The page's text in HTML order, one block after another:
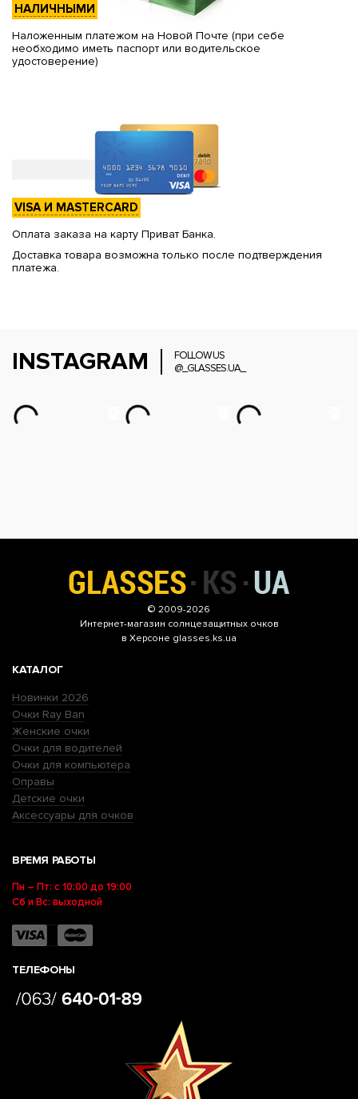
НАЛИЧНЫМИ
Наложенным платежом на Новой Почте (при себе
необходимо иметь паспорт или водительское
удостоверение)
VISA И MASTERCARD
Оплата заказа на карту Приват Банка.
Доставка товара возможна только после подтверждения
платежа.
INSTAGRAM
FOLLOW US
@_GLASSES.UA_
© 2009-2026
Интернет-магазин солнцезащитных очков
в Херсоне glasses.ks.ua
КАТАЛОГ
Новинки 2026
Очки Ray Ban
Женские очки
Очки для водителей
Очки для компьютера
Оправы
Детские очки
Аксессуары для очков
ВРЕМЯ РАБОТЫ
Пн – Пт: с 10:00 до 19:00
Сб и Вс: выходной
ТЕЛЕФОНЫ